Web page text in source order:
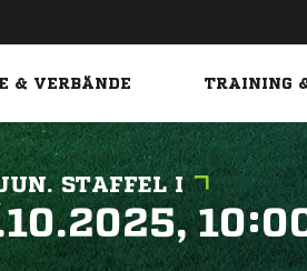
& VERBÄNDE TRAINING
STAFFEL I
